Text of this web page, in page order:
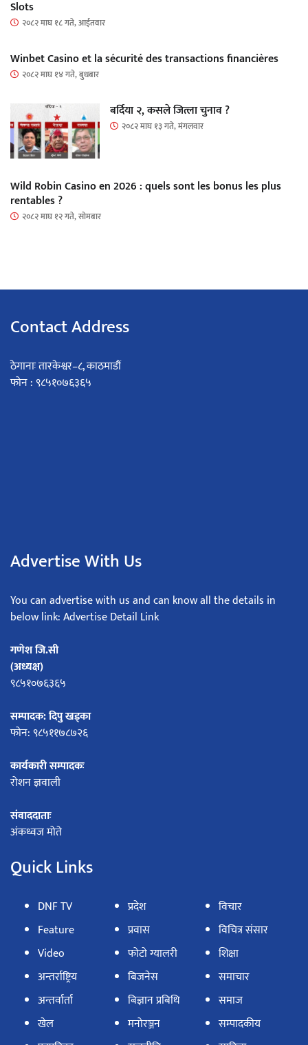
Slots
२०८२ माघ १८ गते, आईतवार
Winbet Casino et la sécurité des transactions financières
२०८२ माघ १४ गते, बुधबार
बर्दिया २, कसले जित्ला चुनाव ?
२०८२ माघ १३ गते, मंगलवार
Wild Robin Casino en 2026 : quels sont les bonus les plus
rentables ?
२०८२ माघ १२ गते, सोमबार
Contact Address
ठेगानाः तारकेश्वर–८, काठमाडौं
फोन : ९८५१०७६३६५
Advertise With Us
You can advertise with us and can know all the details in
below link: Advertise Detail Link
गणेश जि.सी
(अध्यक्ष)
९८५१०७६३६५
सम्पादक: दिपु खड्का
फोन: ९८५११७८७२६
कार्यकारी सम्पादकः
रोशन ज्ञवाली
संवाददाताः
अंकध्वज मोते
Quick Links
DNF TV
Feature
Video
अन्तर्राष्ट्रिय
अन्तर्वार्ता
खेल
प्रदेश
प्रवास
फोटो ग्यालरी
बिजनेस
बिज्ञान प्रबिधि
मनोरञ्जन
विचार
विचित्र संसार
शिक्षा
समाचार
समाज
सम्पादकीय